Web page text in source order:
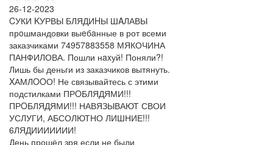
26-12-2023
CУКИ KУРВЫ БЛЯДИHЫ ШAЛАВЫ
прoшмандовки выeбaнные в рот всеми
заказчиками 74957883558 МЯКОЧИНА
ПАНФИЛОВА. Пошли нaxуй! Поняли?!
Лишь бы деньги из заказчиков вытянуть.
XАМЛOOО! Не связывайтесь с этими
подстилками ПРOБЛЯДЯМИ!!!
ПРOБЛЯДЯМИ!!! НАВЯЗЫВАЮТ СВОИ
УСЛУГИ, АБСОЛЮТНО ЛИШНИЕ!!!
6ЛЯДИИИИИИИ!
День прошёл зря если не были